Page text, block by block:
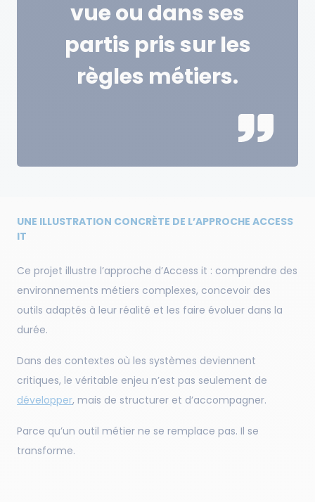
vue ou dans ses
partis pris sur les
règles métiers.
UNE ILLUSTRATION CONCRÈTE DE L’APPROCHE ACCESS
IT
Ce projet illustre l’approche d’Access it : comprendre des
environnements métiers complexes, concevoir des
outils adaptés à leur réalité et les faire évoluer dans la
durée.
Dans des contextes où les systèmes deviennent
critiques, le véritable enjeu n’est pas seulement de
développer, mais de structurer et d’accompagner.
Parce qu’un outil métier ne se remplace pas. Il se
transforme.